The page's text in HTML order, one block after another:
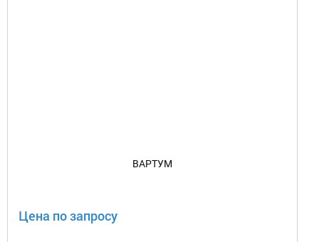
ВАРТУМ
Цена по запросу